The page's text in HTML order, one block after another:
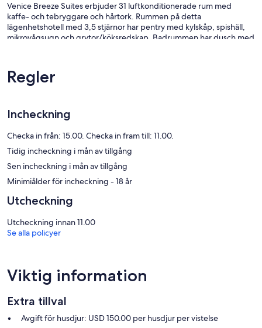
Venice Breeze Suites erbjuder 31 luftkonditionerade rum med
kaffe- och tebryggare och hårtork. Rummen på detta
lägenhetshotell med 3,5 stjärnor har pentry med kylskåp, spishäll,
mikrovågsugn och grytor/köksredskap. Badrummen har dusch med
kabelkanaler. Städning sker varje vecka.
Regler
Incheckning
Checka in från: 15.00. Checka in fram till: 11.00.
Tidig incheckning i mån av tillgång
Sen incheckning i mån av tillgång
Minimiålder för incheckning - 18 år
Utcheckning
Utcheckning innan 11.00
Se alla policyer
Viktig information
Extra tillval
Avgift för husdjur: USD 150.00 per husdjur per vistelse